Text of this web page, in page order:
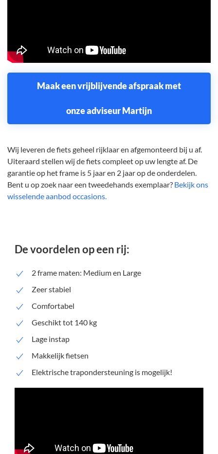
Maak een vrijblijvende afspraak met
onze adviseur Martijn
Wij leveren de fiets geheel rijklaar en afgemonteerd bij u af.
Uiteraard stellen wij de fiets compleet op uw lengte af. De
garantie op het frame is 5 jaar en 2 jaar op de onderdelen.
Bent u op zoek naar een tweedehands exemplaar? Bekijk ons
wisselende aanbod occasions.
De voordelen op een rij:
2 frame maten: Medium en Large
Zeer stabiel
Comfortabel
Geschikt tot 140 kg
Lage instap
Makkelijk fietsen
Elektrische trapondersteuning is mogelijk!